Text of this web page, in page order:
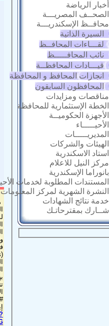
أخبار الرياضة
الصحــف المصريـــة
محافــظ الإسكندريـــة
السيرة الذاتية
لقـــاءات المحافــظ
نائب المحافـــــظ
قيـــادات المحافظــة
انجازات المحافظ و المحافظة
المحافظون السابقون
مناقصات ومزايدات
الخطة الإستثمارية للمحافظة
الأجهزة الحكوميــة
الأحيـــــاء
المديريـــــات
الهيئات والشركات
استاد الاسكندرية
مركز النيل للاعلام
بانوراما الإسكندرية
المستندات المطلوبة لخدمات
النشرة الشهرية لمركز المعلومات
خدمة نتائج الشهادات
شــارك بمقترحاتـك